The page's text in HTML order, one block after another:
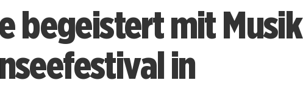
begeistert mit Musik
in